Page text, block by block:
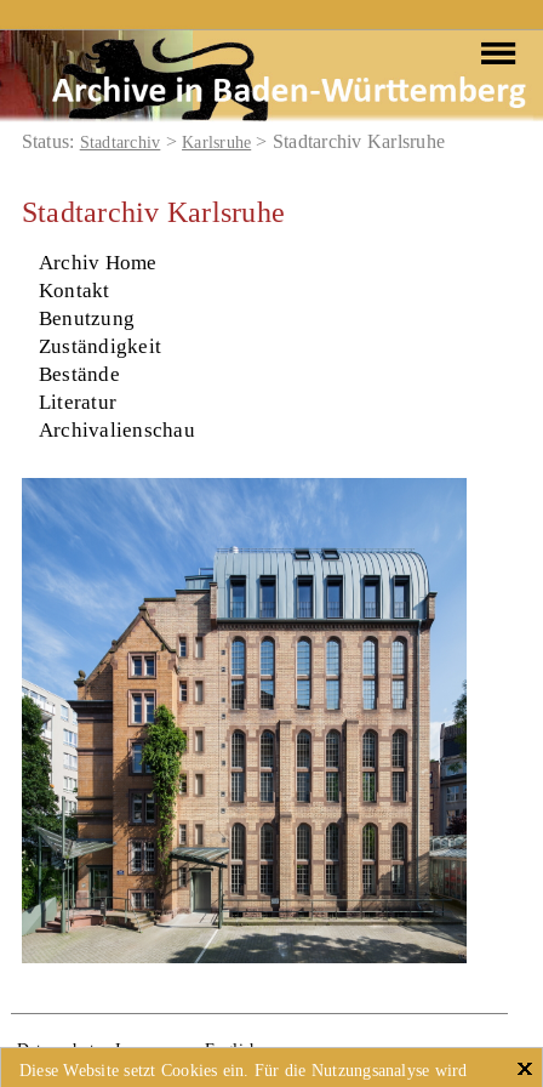
Status: Stadtarchiv >Karlsruhe > Stadtarchiv Karlsruhe
Stadtarchiv Karlsruhe
Archiv Home
Kontakt
Benutzung
Zuständigkeit
Bestände
Literatur
Archivalienschau
Datenschutz Impressum
English
Diese Website setzt Cookies ein. Für die Nutzungsanalyse wird